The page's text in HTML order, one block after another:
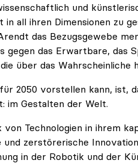
und
all ihren Dimensionen zu
das Bezugsgewebe
gegen das Erwartbare, das
über das Wahrscheinliche
2050 vorstellen kann, ist,
im Gestalten der Welt.
Technologien in ihrem
und zerstörerische
in der Robotik und der